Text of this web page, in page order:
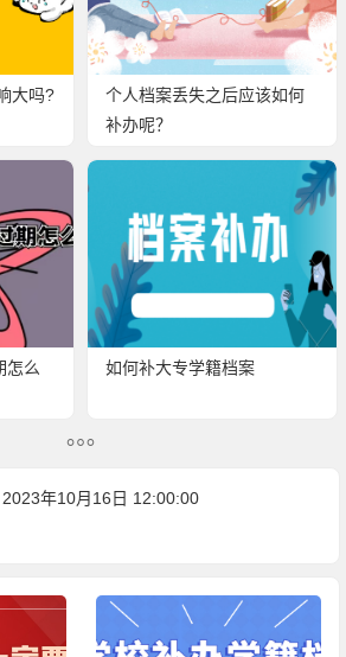
大吗?
个人档案丢失之后应该如何
补办呢？
怎么
如何补大专学籍档案
2023年10月16日 12:00:00